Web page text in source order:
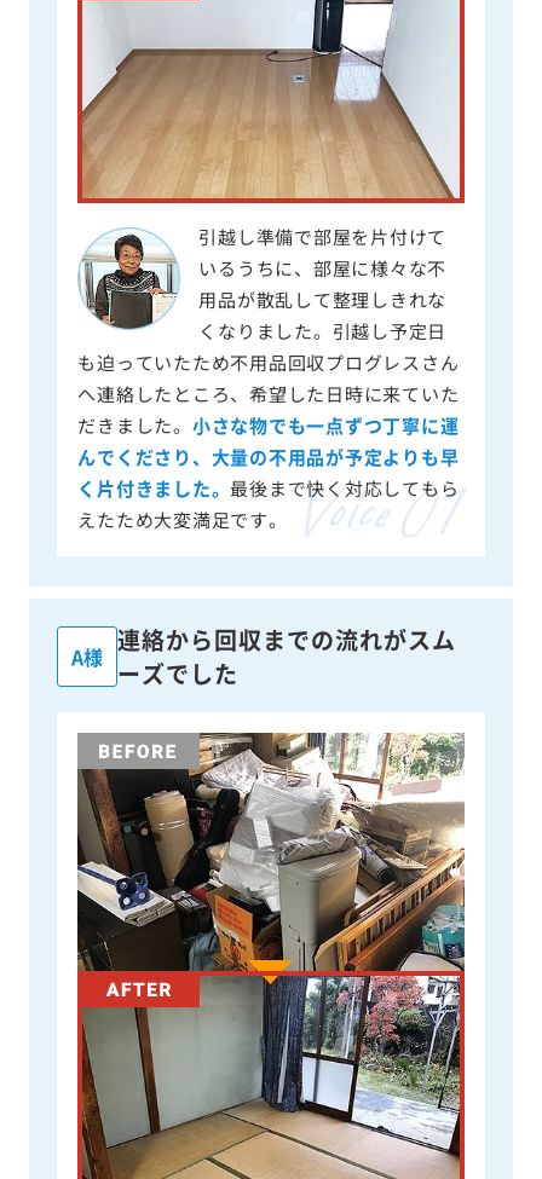
引越し準備で部屋を片付けて
いるうちに、部屋に様々な不
用品が散乱して整理しきれな
くなりました。引越し予定日
も迫っていたため不用品回収プログレスさん
へ連絡したところ、希望した日時に来ていた
だきました。 小さな物でも一点ずつ丁寧に運
んでくださり、大量の不用品が予定よりも早
く片付きました。 最後まで快く対応してもら
えたため大変満足です。
A様
連絡から回収までの流れがスム
ーズでした